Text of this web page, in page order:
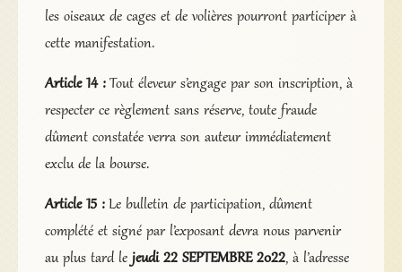
les oiseaux de cages et de volières pourront participer à
cette manifestation.
Article 14 : Tout éleveur s’engage par son inscription, à
respecter ce règlement sans réserve, toute fraude
dûment constatée verra son auteur immédiatement
exclu de la bourse.
Article 15 : Le bulletin de participation, dûment
complété et signé par l’exposant devra nous parvenir
au plus tard le jeudi 22 SEPTEMBRE 2022, à l’adresse